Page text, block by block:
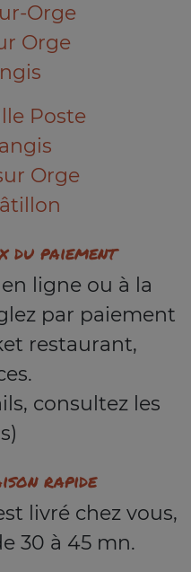
Orge
Orge
Poste
Orge
du paiement
ligne ou à la
par paiement
restaurant,
consultez les
rapide
livré chez vous,
30 à 45 mn.